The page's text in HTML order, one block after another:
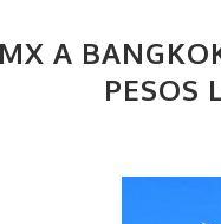
A
PESOS